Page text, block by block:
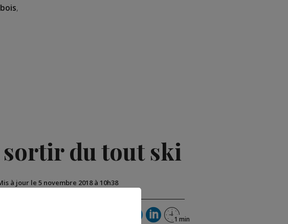
,
sortir du tout ski
à jour le 5 novembre 2018 à 10h38